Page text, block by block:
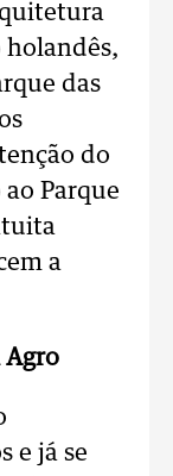
holandês,
das
do
Parque
a
Agro
e já se